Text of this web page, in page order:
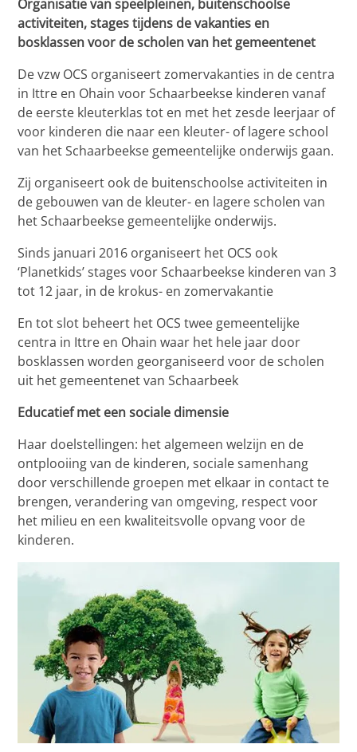
Organisatie van speelpleinen, buitenschoolse
activiteiten, stages tijdens de vakanties en
bosklassen voor de scholen van het gemeentenet
De vzw OCS organiseert zomervakanties in de centra
in Ittre en Ohain voor Schaarbeekse kinderen vanaf
de eerste kleuterklas tot en met het zesde leerjaar of
voor kinderen die naar een kleuter- of lagere school
van het Schaarbeekse gemeentelijke onderwijs gaan.
Zij organiseert ook de buitenschoolse activiteiten in
de gebouwen van de kleuter- en lagere scholen van
het Schaarbeekse gemeentelijke onderwijs.
Sinds januari 2016 organiseert het OCS ook
‘Planetkids’ stages voor Schaarbeekse kinderen van 3
tot 12 jaar, in de krokus- en zomervakantie
En tot slot beheert het OCS twee gemeentelijke
centra in Ittre en Ohain waar het hele jaar door
bosklassen worden georganiseerd voor de scholen
uit het gemeentenet van Schaarbeek
Educatief met een sociale dimensie
Haar doelstellingen: het algemeen welzijn en de
ontplooiing van de kinderen, sociale samenhang
door verschillende groepen met elkaar in contact te
brengen, verandering van omgeving, respect voor
het milieu en een kwaliteitsvolle opvang voor de
kinderen.